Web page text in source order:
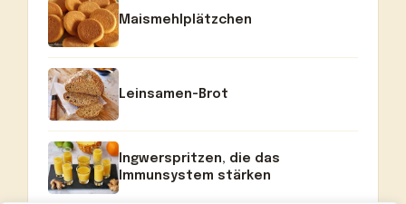
Maismehlplätzchen
Leinsamen-Brot
Ingwerspritzen, die das
Immunsystem stärken